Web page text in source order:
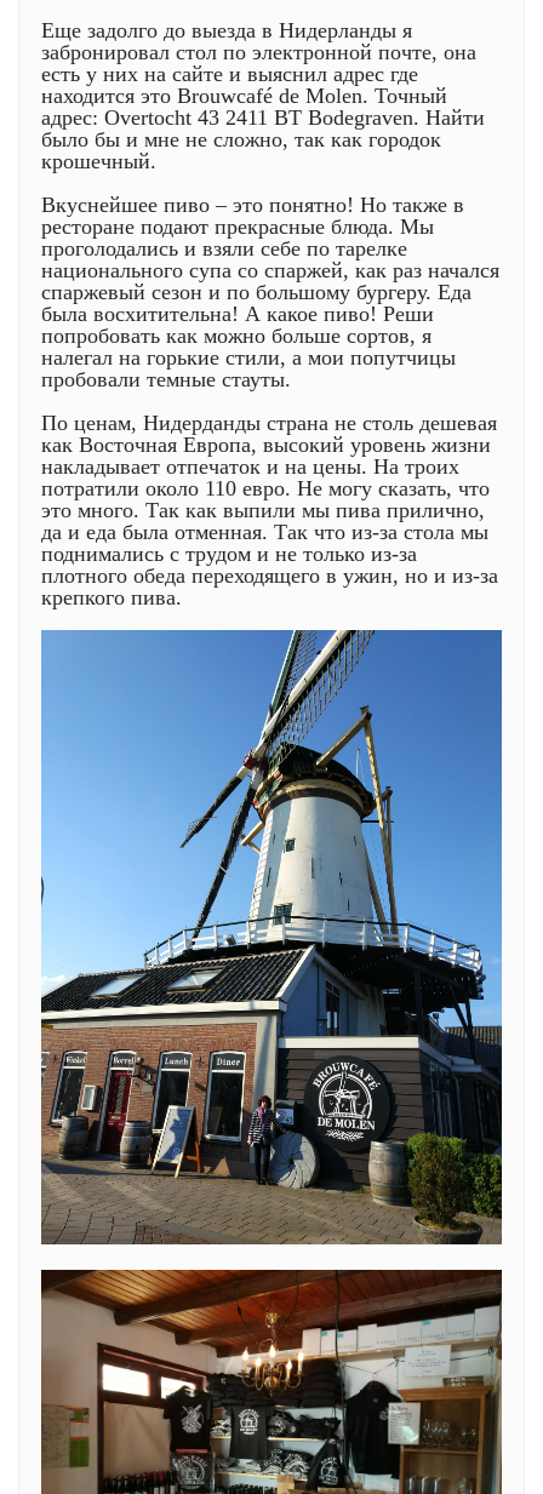
Еще задолго до выезда в Нидерланды я
забронировал стол по электронной почте, она
есть у них на сайте и выяснил адрес где
находится это Brouwcafé de Molen. Точный
адрес: Overtocht 43 2411 BT Bodegraven. Найти
было бы и мне не сложно, так как городок
крошечный.
Вкуснейшее пиво – это понятно! Но также в
ресторане подают прекрасные блюда. Мы
проголодались и взяли себе по тарелке
национального супа со спаржей, как раз начался
спаржевый сезон и по большому бургеру. Еда
была восхитительна! А какое пиво! Реши
попробовать как можно больше сортов, я
налегал на горькие стили, а мои попутчицы
пробовали темные стауты.
По ценам, Нидерданды страна не столь дешевая
как Восточная Европа, высокий уровень жизни
накладывает отпечаток и на цены. На троих
потратили около 110 евро. Не могу сказать, что
это много. Так как выпили мы пива прилично,
да и еда была отменная. Так что из-за стола мы
поднимались с трудом и не только из-за
плотного обеда переходящего в ужин, но и из-за
крепкого пива.